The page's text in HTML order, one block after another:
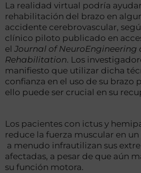
La realidad virtual podría
rehabilitación del brazo en
accidente cerebrovascular,
clínico piloto publicado en
elJournal of NeuroEngineering
Rehabilitation. Los
manifiesto que utilizar dicha
confianza en el uso de su brazo
ello puede ser crucial en su
Los pacientes con ictus y
reduce la fuerza muscular en
a menudo infrautilizan sus
afectadas, a pesar de que aún
su función motora.